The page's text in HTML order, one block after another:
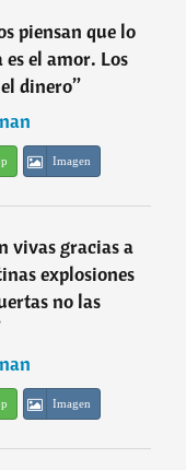
piensan que lo
el amor. Los
dinero”
Imagen
vivas gracias a
explosiones
no las
Imagen